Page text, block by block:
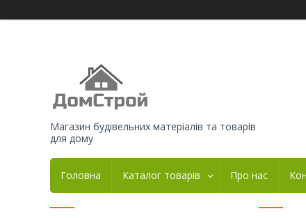
Магазин будівельних матеріалів та товарів
для дому
Головна Каталог товарів Про нас